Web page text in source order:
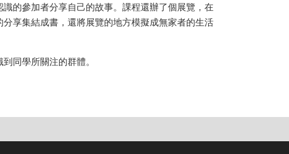
的參加者分享自己的故事。課程還辦了個展覽，在
享集結成書，還將展覽的地方模擬成無家者的生活
同學所關注的群體。